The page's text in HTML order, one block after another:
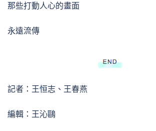
那些打動人心的畫面
永遠流傳
記者：王恒志、王春燕
編輯：王沁鷗